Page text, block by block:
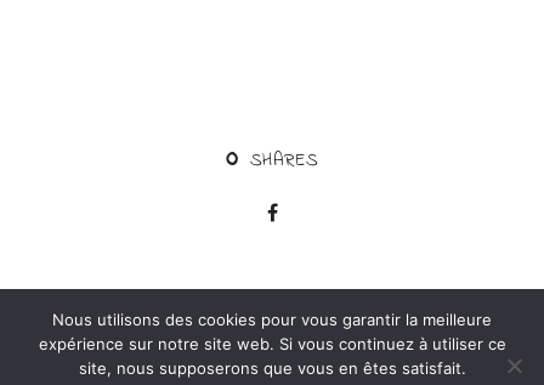
0 SHARES
2020 © MISSION BD, All Right Reserved. Website
Nous utilisons des cookies pour vous garantir la meilleure
expérience sur notre site web. Si vous continuez à utiliser ce
site, nous supposerons que vous en êtes satisfait.